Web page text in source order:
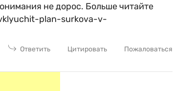
не дорос. Больше читайте
plan-surkova-v-
Ответить Цитировать Пожаловаться